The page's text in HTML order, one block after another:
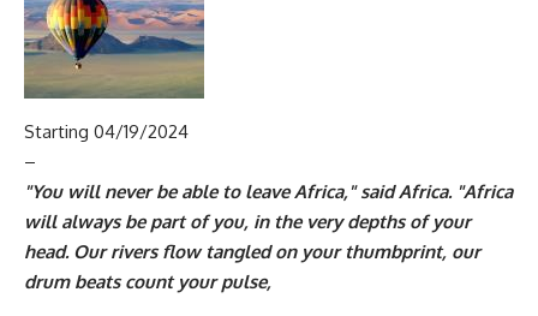
Starting 04/19/2024
–
"You will never be able to leave Africa," said Africa. "Africa
will always be part of you, in the very depths of your
head. Our rivers flow tangled on your thumbprint, our
drum beats count your pulse,